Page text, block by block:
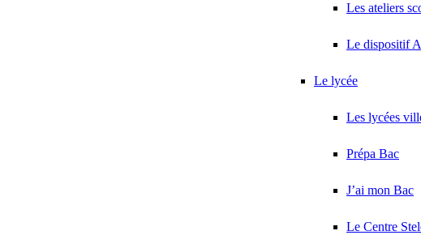
Les ateliers
Le dispositif
Le lycée
Les lycées
Prépa Bac
J’ai mon Bac
Le Centre